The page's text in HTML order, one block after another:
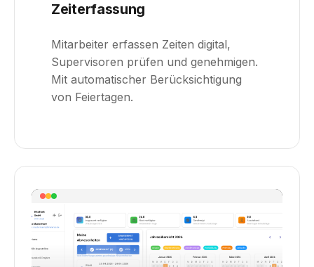
Zeiterfassung
Mitarbeiter erfassen Zeiten digital,
Supervisoren prüfen und genehmigen.
Mit automatischer Berücksichtigung
von Feiertagen.